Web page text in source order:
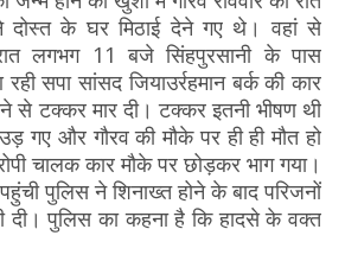
दोस्त के घर मिठाई देने गए थे। वहां से
लगभग 11 बजे सिंहपुरसानी के पास
सपा सांसद जियाउर्रहमान बर्क की कार
से टक्कर मार दी। टक्कर इतनी भीषण थी
गए और गौरव की मौके पर ही ही मौत हो
चालक कार मौके पर छोड़कर भाग गया।
पुलिस ने शिनाख्त होने के बाद परिजनों
दी। पुलिस का कहना है कि हादसे के वक्त